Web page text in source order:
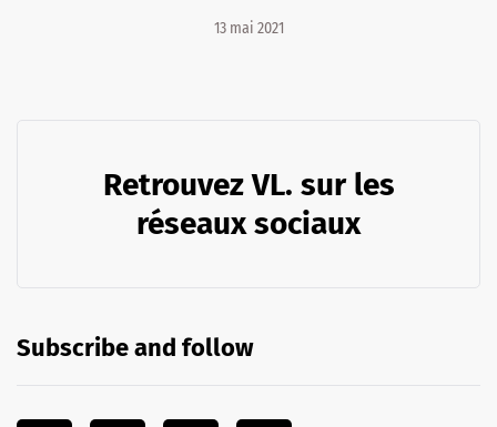
13 mai 2021
Retrouvez VL. sur les
réseaux sociaux
Subscribe and follow